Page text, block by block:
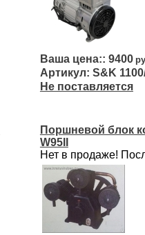
9400
S&K
Не поставляется
Поршневой блок
W95II
Нет в продаже!